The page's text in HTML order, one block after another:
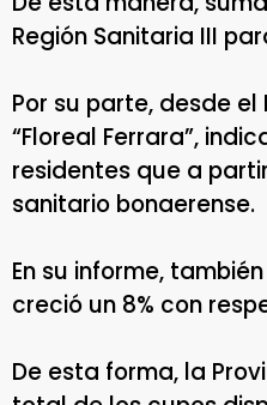
Región Sanitaria III
Por su parte, desde el
“Floreal Ferrara”,
residentes que a
sanitario bonaerense.
En su informe,
creció un 8% con
De esta forma, la